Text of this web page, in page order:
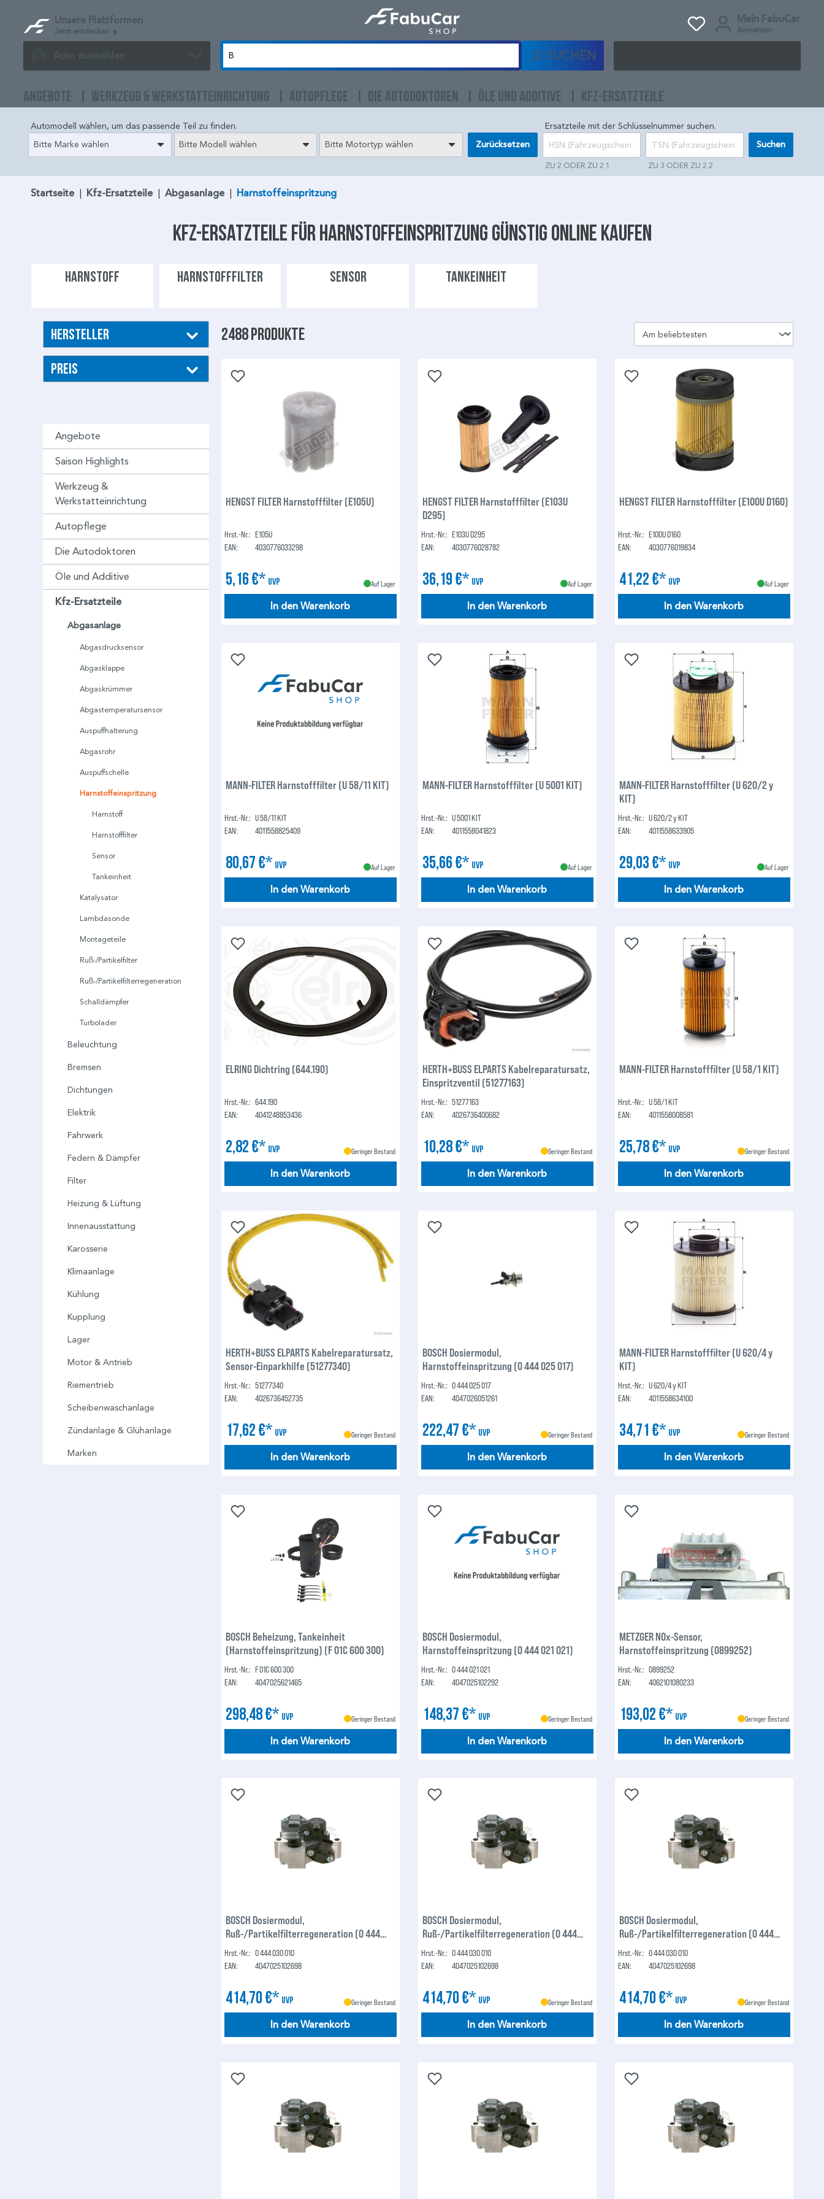
Unsere Plattformen
Jetzt entdecken
Mein FabuCar
Anmelden
Auto auswählen SUCHEN
ANGEBOTE WERKZEUG & WERKSTATTEINRICHTUNG AUTOPFLEGE DIE AUTODOKTOREN ÖLE UND ADDITIVE KFZ-ERSATZTEILE
Automodell wählen, um das passende Teil zu finden.
Bitte Marke wählen
Bitte Modell wählen Bitte Motortyp wählen Zurücksetzen
Ersatzteile mit der Schlüsselnummer suchen.
ZU 2 ODER ZU 2.1 ZU 3 ODER ZU 2.2
Suchen
Startseite Kfz-Ersatzteile Abgasanlage Harnstoffeinspritzung
Kfz-Ersatzteile für Harnstoffeinspritzung günstig online kaufen
HARNSTOFF HARNSTOFFFILTER SENSOR TANKEINHEIT
Hersteller
Preis
Angebote
Saison Highlights
Werkzeug &
Werkstatteinrichtung
Autopflege
Die Autodoktoren
Öle und Additive
Kfz-Ersatzteile
Abgasanlage
Abgasdrucksensor
Abgasklappe
Abgaskrümmer
Abgastemperatursensor
Auspuffhalterung
Abgasrohr
Auspuffschelle
Harnstoffeinspritzung
Harnstoff
Harnstofffilter
Sensor
Tankeinheit
Katalysator
Lambdasonde
Montageteile
Ruß-/Partikelfilter
Ruß-/Partikelfilterregeneration
Schalldämpfer
Turbolader
Beleuchtung
Bremsen
Dichtungen
Elektrik
Fahrwerk
Federn & Dämpfer
Filter
Heizung & Lüftung
Innenausstattung
Karosserie
Klimaanlage
Kühlung
Kupplung
Lager
Motor & Antrieb
Riementrieb
Scheibenwaschanlage
Zündanlage & Glühanlage
Marken
2488 Produkte
HENGST FILTER Harnstofffilter (E105U)
Hrst.-Nr.: E105U
EAN:
4030776033298
5,16 €* UVP Auf Lager
In den Warenkorb
HENGST FILTER Harnstofffilter (E103U
D295)
Hrst.-Nr.: E103U D295
EAN:
4030776028782
36,19 €* UVP Auf Lager
In den Warenkorb
HENGST FILTER Harnstofffilter (E100U D160)
Hrst.-Nr.: E100U D160
EAN:
4030776019834
41,22 €* UVP Auf Lager
In den Warenkorb
MANN-FILTER Harnstofffilter (U 58/11 KIT)
Hrst.-Nr.: U 58/11 KIT
EAN:
4011558825409
80,67 €* UVP Auf Lager
In den Warenkorb
MANN-FILTER Harnstofffilter (U 5001 KIT)
Hrst.-Nr.: U 5001 KIT
EAN:
4011558041823
35,66 €* UVP Auf Lager
In den Warenkorb
MANN-FILTER Harnstofffilter (U 620/2 y
KIT)
Hrst.-Nr.: U 620/2 y KIT
EAN:
4011558633905
29,03 €* UVP Auf Lager
In den Warenkorb
ELRING Dichtring (644.190)
Hrst.-Nr.: 644.190
EAN:
4041248853436
2,82 €* UVP Geringer Bestand
In den Warenkorb
HERTH+BUSS ELPARTS Kabelreparatursatz,
Einspritzventil (51277163)
Hrst.-Nr.: 51277163
EAN:
4026736400682
10,28 €* UVP Geringer Bestand
In den Warenkorb
MANN-FILTER Harnstofffilter (U 58/1 KIT)
Hrst.-Nr.: U 58/1 KIT
EAN:
4011558008581
25,78 €* UVP Geringer Bestand
In den Warenkorb
HERTH+BUSS ELPARTS Kabelreparatursatz,
Sensor-Einparkhilfe (51277340)
Hrst.-Nr.: 51277340
EAN:
4026736452735
17,62 €* UVP Geringer Bestand
In den Warenkorb
BOSCH Dosiermodul,
Harnstoffeinspritzung (0 444 025 017)
Hrst.-Nr.: 0 444 025 017
EAN:
4047026051261
222,47 €* UVP Geringer Bestand
In den Warenkorb
MANN-FILTER Harnstofffilter (U 620/4 y
KIT)
Hrst.-Nr.: U 620/4 y KIT
EAN:
4011558634100
34,71 €* UVP Geringer Bestand
In den Warenkorb
BOSCH Beheizung, Tankeinheit
(Harnstoffeinspritzung) (F 01C 600 300)
Hrst.-Nr.: F 01C 600 300
EAN:
4047025621465
298,48 €* UVP Geringer Bestand
In den Warenkorb
BOSCH Dosiermodul,
Harnstoffeinspritzung (0 444 021 021)
Hrst.-Nr.: 0 444 021 021
EAN:
4047025102292
148,37 €* UVP Geringer Bestand
In den Warenkorb
METZGER NOx-Sensor,
Harnstoffeinspritzung (0899252)
Hrst.-Nr.: 0899252
EAN:
4062101080233
193,02 €* UVP Geringer Bestand
In den Warenkorb
BOSCH Dosiermodul,
Ruß-/Partikelfilterregeneration (0 444
030 010)
Hrst.-Nr.: 0 444 030 010
EAN:
4047025102698
414,70 €* UVP Geringer Bestand
In den Warenkorb
BOSCH Dosiermodul,
Ruß-/Partikelfilterregeneration (0 444
030 010)
Hrst.-Nr.: 0 444 030 010
EAN:
4047025102698
414,70 €* UVP Geringer Bestand
In den Warenkorb
BOSCH Dosiermodul,
Ruß-/Partikelfilterregeneration (0 444
030 010)
Hrst.-Nr.: 0 444 030 010
EAN:
4047025102698
414,70 €* UVP Geringer Bestand
In den Warenkorb